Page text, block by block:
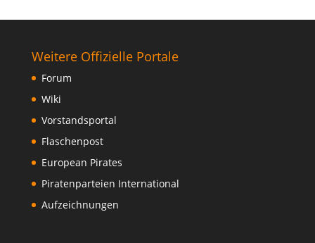
Weitere Offizielle Portale
Forum
Wiki
Vorstandsportal
Flaschenpost
European Pirates
Piratenparteien International
Aufzeichnungen